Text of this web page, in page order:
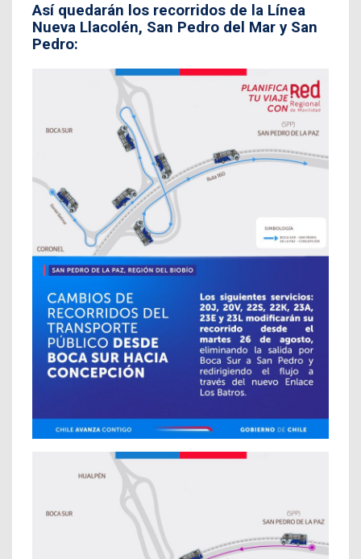
Así quedarán los recorridos de la Línea
Nueva Llacolén, San Pedro del Mar y San
Pedro: